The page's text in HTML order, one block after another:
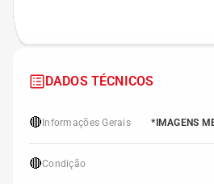
DADOS TÉCNICOS
🔴 Informações Gerais *IMAGENS
🔴Condição